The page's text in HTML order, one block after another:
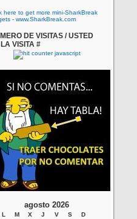
here to get more mini-SharkBreak
- www.SharkBreak.com
DE VISITAS / USTED
LA VISITA #
agosto 2026
L M X J V S
D